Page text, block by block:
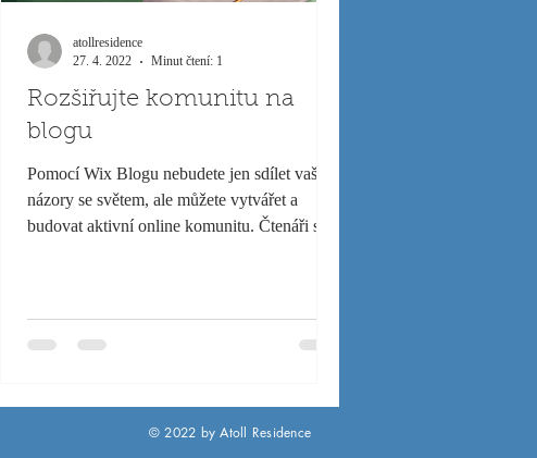
Rozšiřujte komunitu na
blogu
Pomocí Wix Blogu nebudete jen sdílet vaše
názory se světem, ale můžete vytvářet a
budovat aktivní online komunitu. Čtenáři se
atollresidence
27. 4. 2022
Minut čtení: 1
© 2022 by Atoll Residence